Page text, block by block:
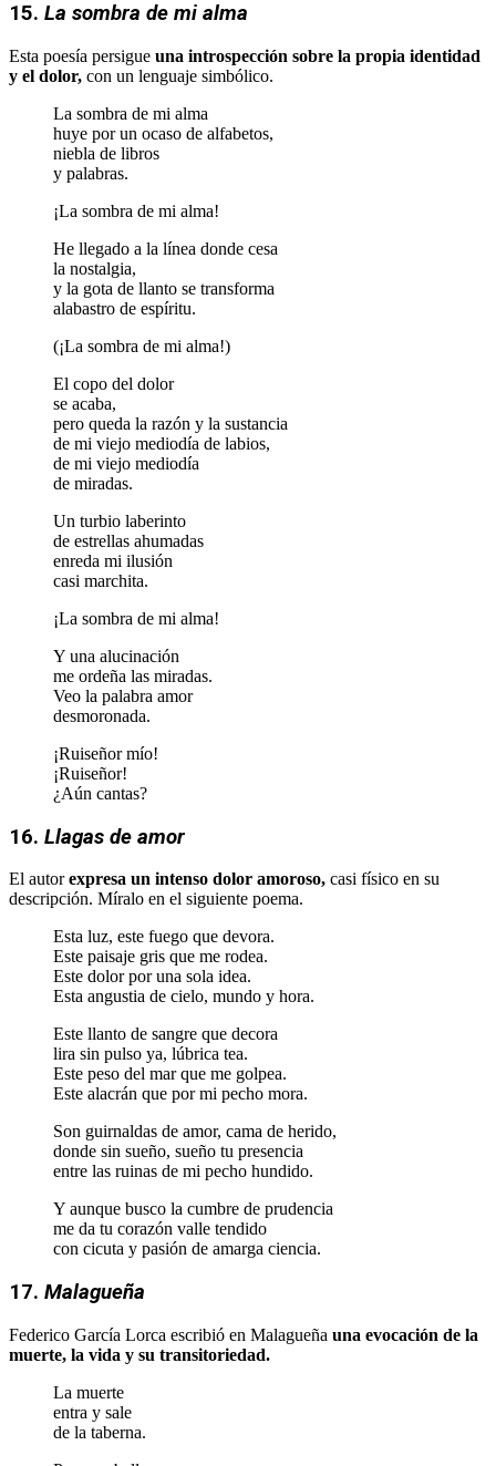
15. La sombra de mi alma
Esta poesía persigue una introspección sobre la propia identidad
y el dolor, con un lenguaje simbólico.
La sombra de mi alma
huye por un ocaso de alfabetos,
niebla de libros
y palabras.
¡La sombra de mi alma!
He llegado a la línea donde cesa
la nostalgia,
y la gota de llanto se transforma
alabastro de espíritu.
(¡La sombra de mi alma!)
El copo del dolor
se acaba,
pero queda la razón y la sustancia
de mi viejo mediodía de labios,
de mi viejo mediodía
de miradas.
Un turbio laberinto
de estrellas ahumadas
enreda mi ilusión
casi marchita.
¡La sombra de mi alma!
Y una alucinación
me ordeña las miradas.
Veo la palabra amor
desmoronada.
¡Ruiseñor mío!
¡Ruiseñor!
¿Aún cantas?
16. Llagas de amor
El autorexpresa un intenso dolor amoroso, casi físico en su
descripción. Míralo en el siguiente poema.
Esta luz, este fuego que devora.
Este paisaje gris que me rodea.
Este dolor por una sola idea.
Esta angustia de cielo, mundo y hora.
Este llanto de sangre que decora
lira sin pulso ya, lúbrica tea.
Este peso del mar que me golpea.
Este alacrán que por mi pecho mora.
Son guirnaldas de amor, cama de herido,
donde sin sueño, sueño tu presencia
entre las ruinas de mi pecho hundido.
Y aunque busco la cumbre de prudencia
me da tu corazón valle tendido
con cicuta y pasión de amarga ciencia.
17. Malagueña
Federico García Lorca escribió en Malagueña una evocación de la
muerte, la vida y su transitoriedad.
La muerte
entra y sale
de la taberna.